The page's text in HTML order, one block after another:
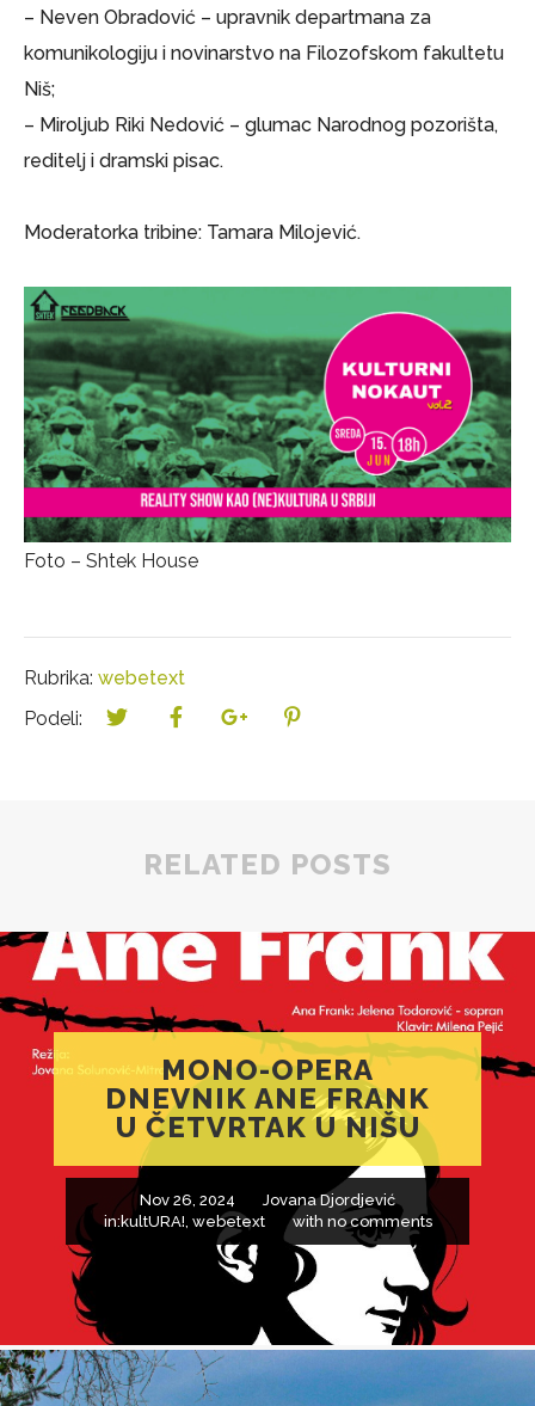
– Neven Obradović – upravnik departmana za
komunikologiju i novinarstvo na Filozofskom fakultetu
Niš;
– Miroljub Riki Nedović – glumac Narodnog pozorišta,
reditelj i dramski pisac.
Moderatorka tribine: Tamara Milojević.
Foto – Shtek House
Rubrika: webetext
Podeli:
RELATED POSTS
MONO-OPERA
DNEVNIK ANE FRANK
U ČETVRTAK U NIŠU
Nov 26, 2024
Jovana Djordjević
in:kultURA! webetext with no comments